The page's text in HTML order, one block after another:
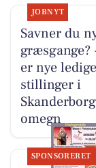
JOBNYT
Savner du
græsgange?
er nye ledige
stillinger i
omegn
SPONSORERET